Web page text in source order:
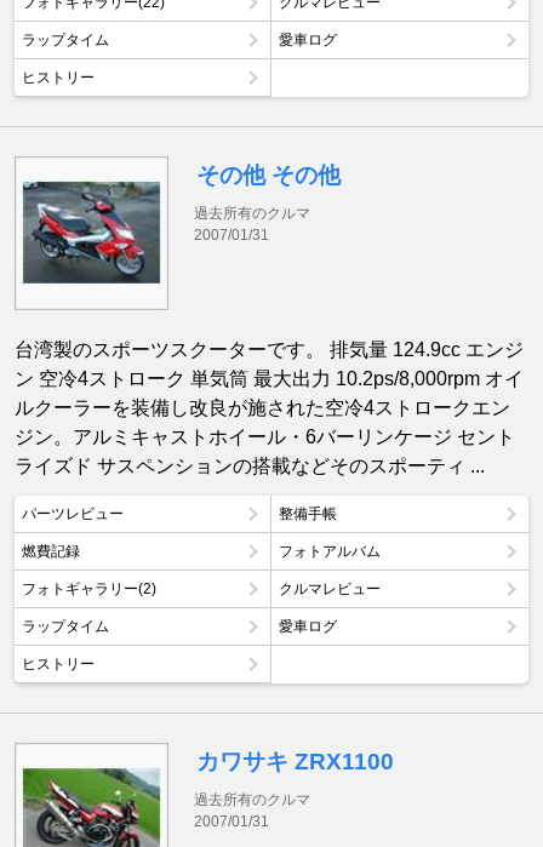
ラップタイム 愛車ログ
ヒストリー
その他 その他
過去所有のクルマ
2007/01/31
台湾製のスポーツスクーターです。 排気量 124.9cc エンジ
ン 空冷4ストローク 単気筒 最大出力 10.2ps/8,000rpm オイ
ルクーラーを装備し改良が施された空冷4ストロークエン
ジン。アルミキャストホイール・6バーリンケージ セント
ライズド サスペンションの搭載などそのスポーティ ...
パーツレビュー 整備手帳
燃費記録 フォトアルバム
フォトギャラリー(2) クルマレビュー
ラップタイム 愛車ログ
ヒストリー
カワサキ ZRX1100
過去所有のクルマ
2007/01/31